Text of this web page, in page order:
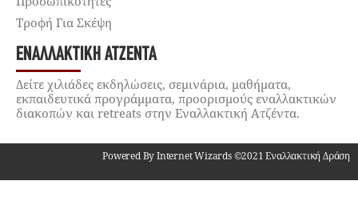
Τροφή Για Σκέψη
ΕΝΑΛΛΑΚΤΙΚΉ ΑΤΖΈΝΤΑ
Δείτε χιλιάδες εκδηλώσεις, σεμινάρια, μαθήματα,
εκπαιδευτικά προγράμματα, προορισμούς εναλλακτικών
διακοπών και retreats στην Εναλλακτική Ατζέντα.
Powered By Internet Wizards ©2021 Εναλλακτική Δράση